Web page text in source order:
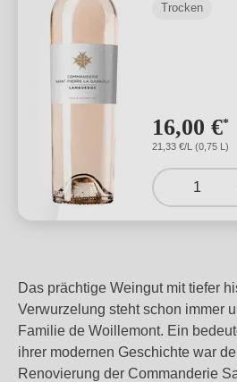
Trocken
16,00 €*
21,33 €/L (0,75 L)
1
Das prächtige Weingut mit tiefer
Verwurzelung steht schon immer
Familie de Woillemont. Ein
ihrer modernen Geschichte war
Renovierung der Commanderie